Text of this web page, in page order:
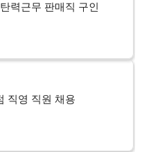
력근무 판매직 구인
직영 직원 채용